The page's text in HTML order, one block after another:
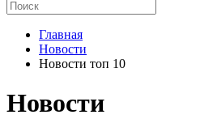
Главная
Новости
Новости топ 10
Новости